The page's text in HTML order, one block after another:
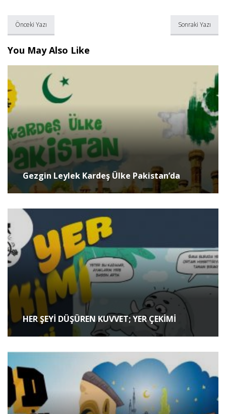
Önceki Yazı Sonraki Yazı
You May Also Like
Gezgin Leylek Kardeş Ülke Pakistan’da
HER ŞEYİ DÜŞÜREN KUVVET; YER ÇEKİMİ